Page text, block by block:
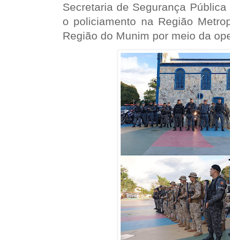
Secretaria de Segurança
o policiamento na Região
Região do Munim por meio da